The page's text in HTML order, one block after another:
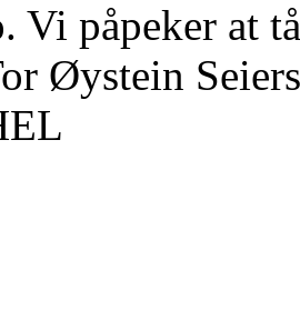
Vi påpeker at
Øystein